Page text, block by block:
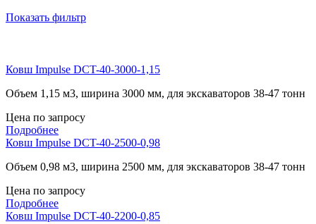
Показать фильтр
Ковш Impulse DCT-40-3000-1,15
Объем 1,15 м3, ширина 3000 мм, для экскаваторов 38-47 тонн
Цена по запросу
Подробнее
Ковш Impulse DCT-40-2500-0,98
Объем 0,98 м3, ширина 2500 мм, для экскаваторов 38-47 тонн
Цена по запросу
Подробнее
Ковш Impulse DCT-40-2200-0,85